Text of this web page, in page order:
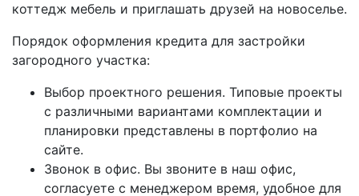
коттедж мебель и приглашать друзей на новоселье.
Порядок оформления кредита для застройки
загородного участка:
Выбор проектного решения. Типовые проекты
с различными вариантами комплектации и
планировки представлены в портфолио на
сайте.
Звонок в офис. Вы звоните в наш офис,
согласуете с менеджером время, удобное для